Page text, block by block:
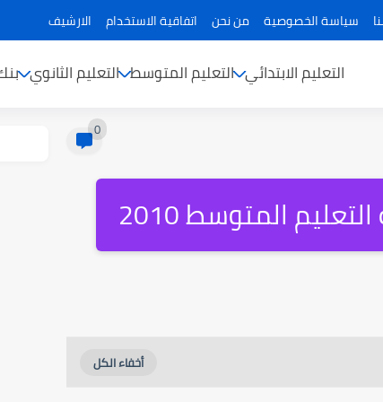
سياسة الخصوصية من نحن اتفاقية الاستخدام الارشيف
التعليم الابتدائي التعليم المتوسط التعليم الثانوي
0
المتوسط 2010